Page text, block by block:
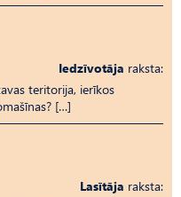
Iedzīvotāja raksta:
teritorija, ierīkos
[…]
Lasītāja raksta: